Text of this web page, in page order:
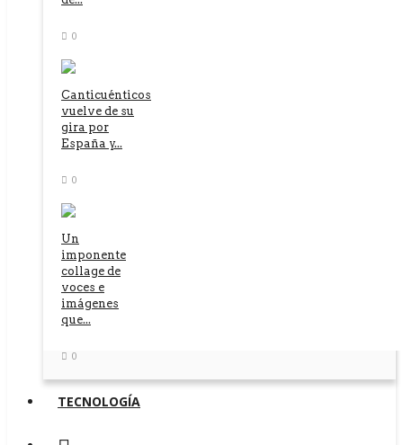
0
Canticuénticos
vuelve de su
gira por
España y...
0
Un
imponente
collage de
voces e
imágenes
que...
0
TECNOLOGÍA